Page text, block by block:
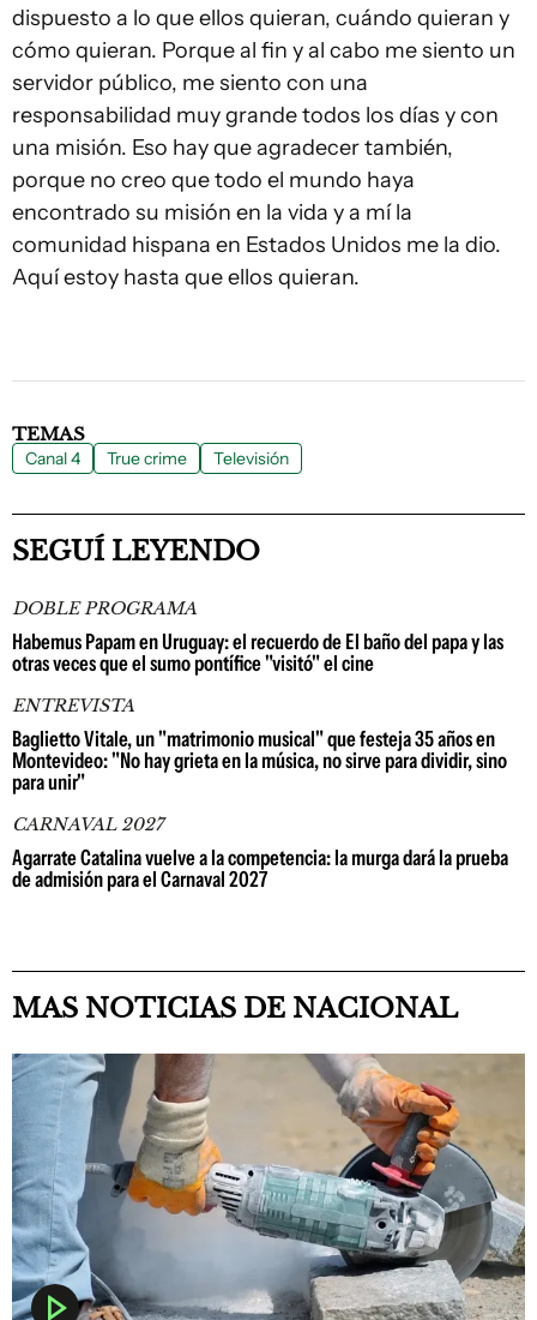
dispuesto a lo que ellos quieran, cuándo quieran y
cómo quieran. Porque al fin y al cabo me siento un
servidor público, me siento con una
responsabilidad muy grande todos los días y con
una misión. Eso hay que agradecer también,
porque no creo que todo el mundo haya
encontrado su misión en la vida y a mí la
comunidad hispana en Estados Unidos me la dio.
Aquí estoy hasta que ellos quieran.
TEMAS
Canal 4 True crime Televisión
SEGUÍ LEYENDO
DOBLE PROGRAMA
Habemus Papam en Uruguay: el recuerdo de El baño del papa y las
otras veces que el sumo pontífice "visitó" el cine
ENTREVISTA
Baglietto Vitale, un "matrimonio musical" que festeja 35 años en
Montevideo: "No hay grieta en la música, no sirve para dividir, sino
para unir"
CARNAVAL 2027
Agarrate Catalina vuelve a la competencia: la murga dará la prueba
de admisión para el Carnaval 2027
MAS NOTICIAS DE NACIONAL